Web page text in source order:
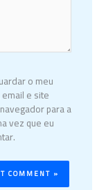
o meu
e site
para a
vez que eu